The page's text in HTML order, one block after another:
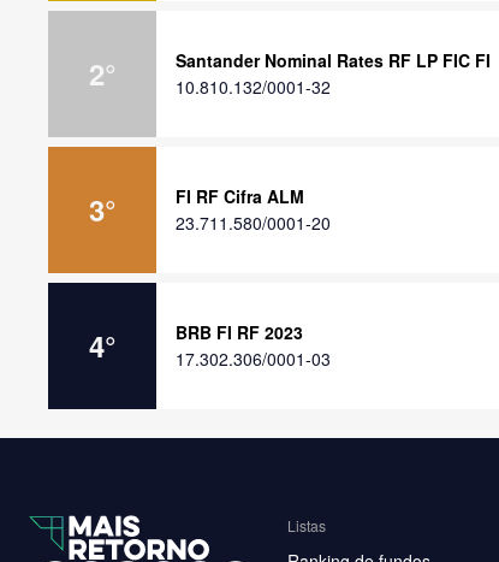
2°
Santander Nominal Rates RF LP FIC FI
10.810.132/0001-32
3°
FI RF Cifra ALM
23.711.580/0001-20
4°
BRB FI RF 2023
17.302.306/0001-03
Listas